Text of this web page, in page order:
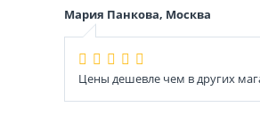
Мария Панкова, Москва
Цены дешевле чем в других